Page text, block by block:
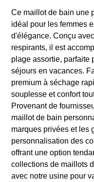
Ce maillot de bain une
idéal pour les femmes
d'élégance. Conçu
respirants, il est
plage assortie, parfaite
séjours en vacances.
premium à séchage
souplesse et confort
Provenant de
maillot de bain
marques privées et les
personnalisation des
offrant une option
collections de maillots
avec notre usine pour